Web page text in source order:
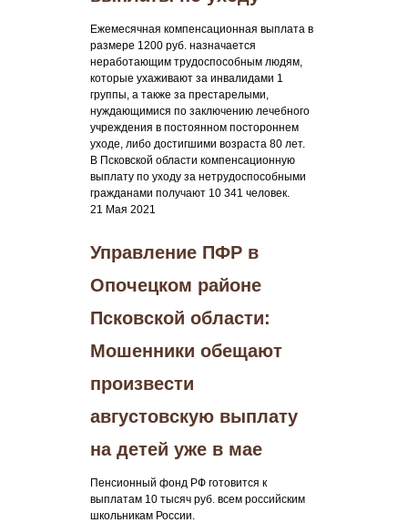
Ежемесячная компенсационная выплата в
размере 1200 руб. назначается
неработающим трудоспособным людям,
которые ухаживают за инвалидами 1
группы, а также за престарелыми,
нуждающимися по заключению лечебного
учреждения в постоянном постороннем
уходе, либо достигшими возраста 80 лет.
В Псковской области компенсационную
выплату по уходу за нетрудоспособными
гражданами получают 10 341 человек.
21 Мая 2021
Управление ПФР в
Опочецком районе
Псковской области:
Мошенники обещают
произвести
августовскую выплату
на детей уже в мае
Пенсионный фонд РФ готовится к
выплатам 10 тысяч руб. всем российским
школьникам России.